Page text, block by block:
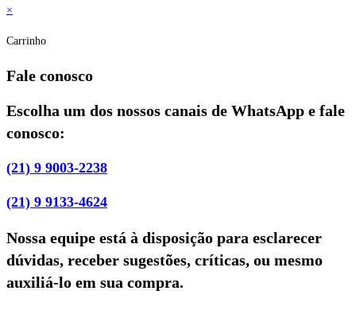
×
Carrinho
Fale conosco
Escolha um dos nossos canais de WhatsApp e fale
conosco:
(21) 9 9003-2238
(21) 9 9133-4624
Nossa equipe está à disposição para esclarecer
dúvidas, receber sugestões, críticas, ou mesmo
auxiliá-lo em sua compra.